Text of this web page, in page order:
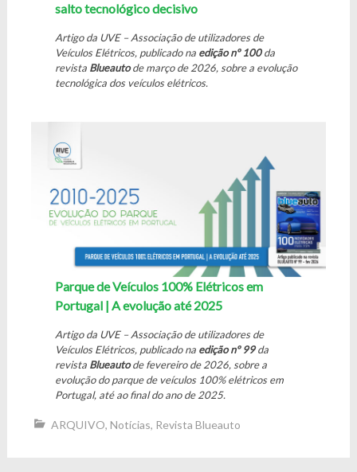
salto tecnológico decisivo
Artigo da UVE – Associação de utilizadores de
Veículos Elétricos, publicado na edição nº 100da
revista Blueautode março de 2026, sobre a evolução
tecnológica dos veículos elétricos.
Parque de Veículos 100% Elétricos em
Portugal | A evolução até 2025
Artigo da UVE – Associação de utilizadores de
Veículos Elétricos, publicado na edição nº 99da
revista Blueautode fevereiro de 2026, sobre a
evolução do parque de veículos 100% elétricos em
Portugal, até ao final do ano de 2025.
ARQUIVO, Notícias, Revista Blueauto